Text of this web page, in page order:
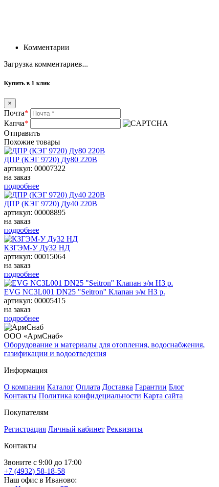
Комментарии
Загрузка комментариев...
Купить в 1 клик
×
Почта*
Капча*
Отправить
Похожие товары
ДПР (КЭГ 9720) Ду80 220В
артикул: 00007322
на заказ
подробнее
ДПР (КЭГ 9720) Ду40 220В
артикул: 00008895
на заказ
подробнее
КЗГЭМ-У Ду32 НД
артикул: 00015064
на заказ
подробнее
EVG NC3L001 DN25 "Seitron" Клапан э/м НЗ р.
артикул: 00005415
на заказ
подробнее
ООО «АрмСнаб»
Оборудование и материалы для отопления, водоснабжения,
газификации и водоотведения
Информация
О компании Каталог Оплата Доставка Гарантии Блог
Контакты Политика конфидециальности Карта сайта
Покупателям
Регистрация Личный кабинет Реквизиты
Контакты
Звоните с 9:00 до 17:00
+7 (4932) 58-18-58
Наш офис в Иваново: